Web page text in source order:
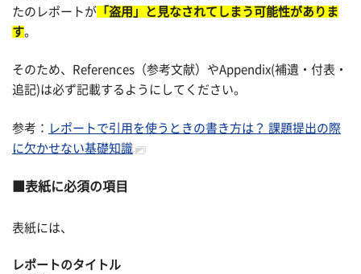
たのレポートが 「盗用」と見なされてしまう可能性がありま
す。
そのため、References（参考文献）やAppendix(補遺・付表・
追記)は必ず記載するようにしてください。
参考： レポートで引用を使うときの書き方は？ 課題提出の際
に欠かせない基礎知識
表紙に必須の項目
表紙には、
レポートのタイトル